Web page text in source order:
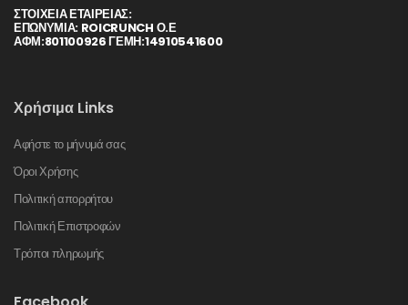
ΣΤΟΙΧΕΊΑ ΕΤΑΙΡΕΊΑΣ:
ΕΠΩΝΥΜΙΑ: ROICRUNCH Ο.Ε
ΑΦΜ:801100926 ΓΕΜΗ:14910541600
Χρήσιμα Links
Αφήστε το μήνυμά σας
Όροι Χρήσης
Πολιτική απορρήτου
Πολιτική Επιστροφών
Τρόποι πληρωμής